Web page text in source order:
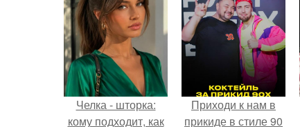
Челка - шторка:
кому подходит, как
Приходи к нам в
прикиде в стиле 90